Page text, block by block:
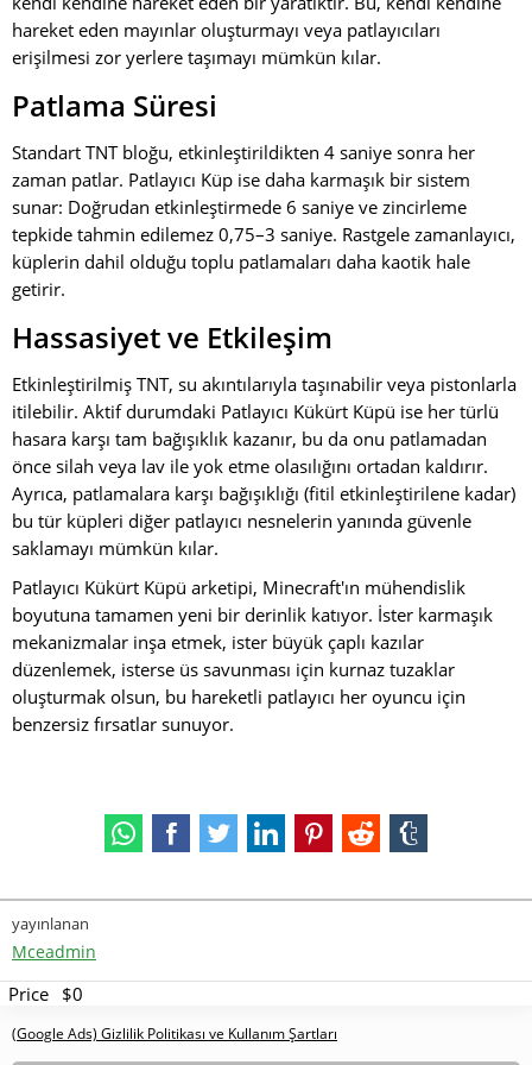
hareket eden mayınlar oluşturmayı veya patlayıcıları
erişilmesi zor yerlere taşımayı mümkün kılar.
Patlama Süresi
Standart TNT bloğu, etkinleştirildikten 4 saniye sonra her
zaman patlar. Patlayıcı Küp ise daha karmaşık bir sistem
sunar: Doğrudan etkinleştirmede 6 saniye ve zincirleme
tepkide tahmin edilemez 0,75–3 saniye. Rastgele zamanlayıcı,
küplerin dahil olduğu toplu patlamaları daha kaotik hale
getirir.
Hassasiyet ve Etkileşim
Etkinleştirilmiş TNT, su akıntılarıyla taşınabilir veya pistonlarla
itilebilir. Aktif durumdaki Patlayıcı Kükürt Küpü ise her türlü
hasara karşı tam bağışıklık kazanır, bu da onu patlamadan
önce silah veya lav ile yok etme olasılığını ortadan kaldırır.
Ayrıca, patlamalara karşı bağışıklığı (fitil etkinleştirilene kadar)
bu tür küpleri diğer patlayıcı nesnelerin yanında güvenle
saklamayı mümkün kılar.
Patlayıcı Kükürt Küpü arketipi, Minecraft'ın mühendislik
boyutuna tamamen yeni bir derinlik katıyor. İster karmaşık
mekanizmalar inşa etmek, ister büyük çaplı kazılar
düzenlemek, isterse üs savunması için kurnaz tuzaklar
oluşturmak olsun, bu hareketli patlayıcı her oyuncu için
benzersiz fırsatlar sunuyor.
yayınlanan
Mceadmin
Price $0
(Google Ads) Gizlilik Politikası ve Kullanım Şartları